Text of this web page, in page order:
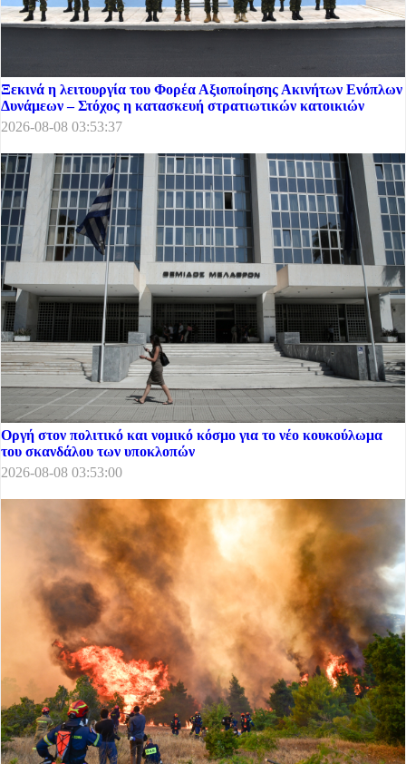
Ξεκινά η λειτουργία του Φορέα Αξιοποίησης Ακινήτων Ενόπλων
Δυνάμεων – Στόχος η κατασκευή στρατιωτικών κατοικιών
2026-08-08 03:53:37
Οργή στον πολιτικό και νομικό κόσμο για το νέο κουκούλωμα
του σκανδάλου των υποκλοπών
2026-08-08 03:53:00